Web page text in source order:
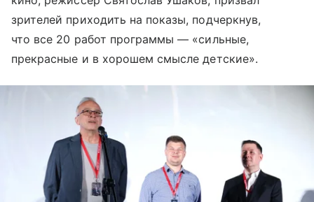
зрителей приходить на показы, подчеркнув,
что все 20 работ программы — «сильные,
прекрасные и в хорошем смысле детские».